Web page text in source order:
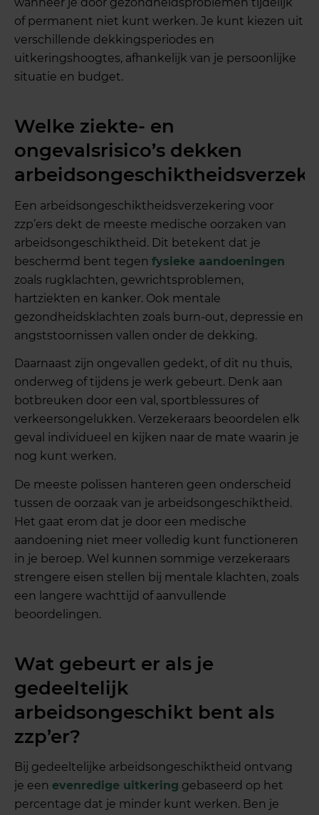
of permanent niet kunt werken. Je kunt kiezen uit
verschillende dekkingsperiodes en
uitkeringshoogtes, afhankelijk van je persoonlijke
situatie en budget.
Welke ziekte- en
ongevalsrisico’s dekken
Een arbeidsongeschiktheidsverzekering voor
zzp’ers dekt de meeste medische oorzaken van
arbeidsongeschiktheid. Dit betekent dat je
beschermd bent tegenfysieke aandoeningen
zoals rugklachten, gewrichtsproblemen,
hartziekten en kanker. Ook mentale
gezondheidsklachten zoals burn-out, depressie en
angststoornissen vallen onder de dekking.
Daarnaast zijn ongevallen gedekt, of dit nu thuis,
onderweg of tijdens je werk gebeurt. Denk aan
botbreuken door een val, sportblessures of
verkeersongelukken. Verzekeraars beoordelen elk
geval individueel en kijken naar de mate waarin je
nog kunt werken.
De meeste polissen hanteren geen onderscheid
tussen de oorzaak van je arbeidsongeschiktheid.
Het gaat erom dat je door een medische
aandoening niet meer volledig kunt functioneren
in je beroep. Wel kunnen sommige verzekeraars
strengere eisen stellen bij mentale klachten, zoals
een langere wachttijd of aanvullende
beoordelingen.
Wat gebeurt er als je
gedeeltelijk
arbeidsongeschikt bent als
zzp’er?
Bij gedeeltelijke arbeidsongeschiktheid ontvang
je eenevenredige uitkering gebaseerd op het
percentage dat je minder kunt werken. Ben je